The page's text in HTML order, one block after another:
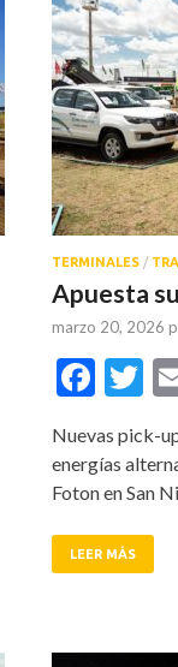
TERMINALES /
Apuesta
marzo 20, 2026
Nuevas pick-
energías
Foton en San
LEER MÁS